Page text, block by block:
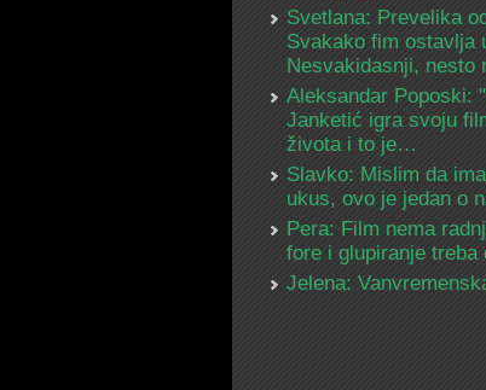
Svetlana: Prevelika
Svakako fim ostavlja
Nesvakidasnji, nesto
Aleksandar Poposki:
Janketić igra svoju
života i to je…
Slavko: Mislim da
ukus, ovo je jedan o
Pera: Film nema
fore i glupiranje
Jelena: